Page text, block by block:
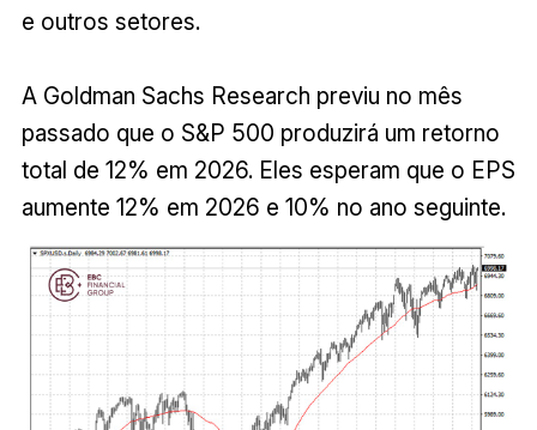
e outros setores.
A Goldman Sachs Research previu no mês
passado que o S&P 500 produzirá um retorno
total de 12% em 2026. Eles esperam que o EPS
aumente 12% em 2026 e 10% no ano seguinte.